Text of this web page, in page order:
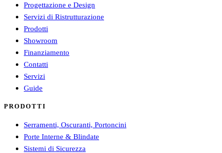
Progettazione e Design
Servizi di Ristrutturazione
Prodotti
Showroom
Finanziamento
Contatti
Servizi
Guide
PRODOTTI
Serramenti, Oscuranti, Portoncini
Porte Interne & Blindate
Sistemi di Sicurezza